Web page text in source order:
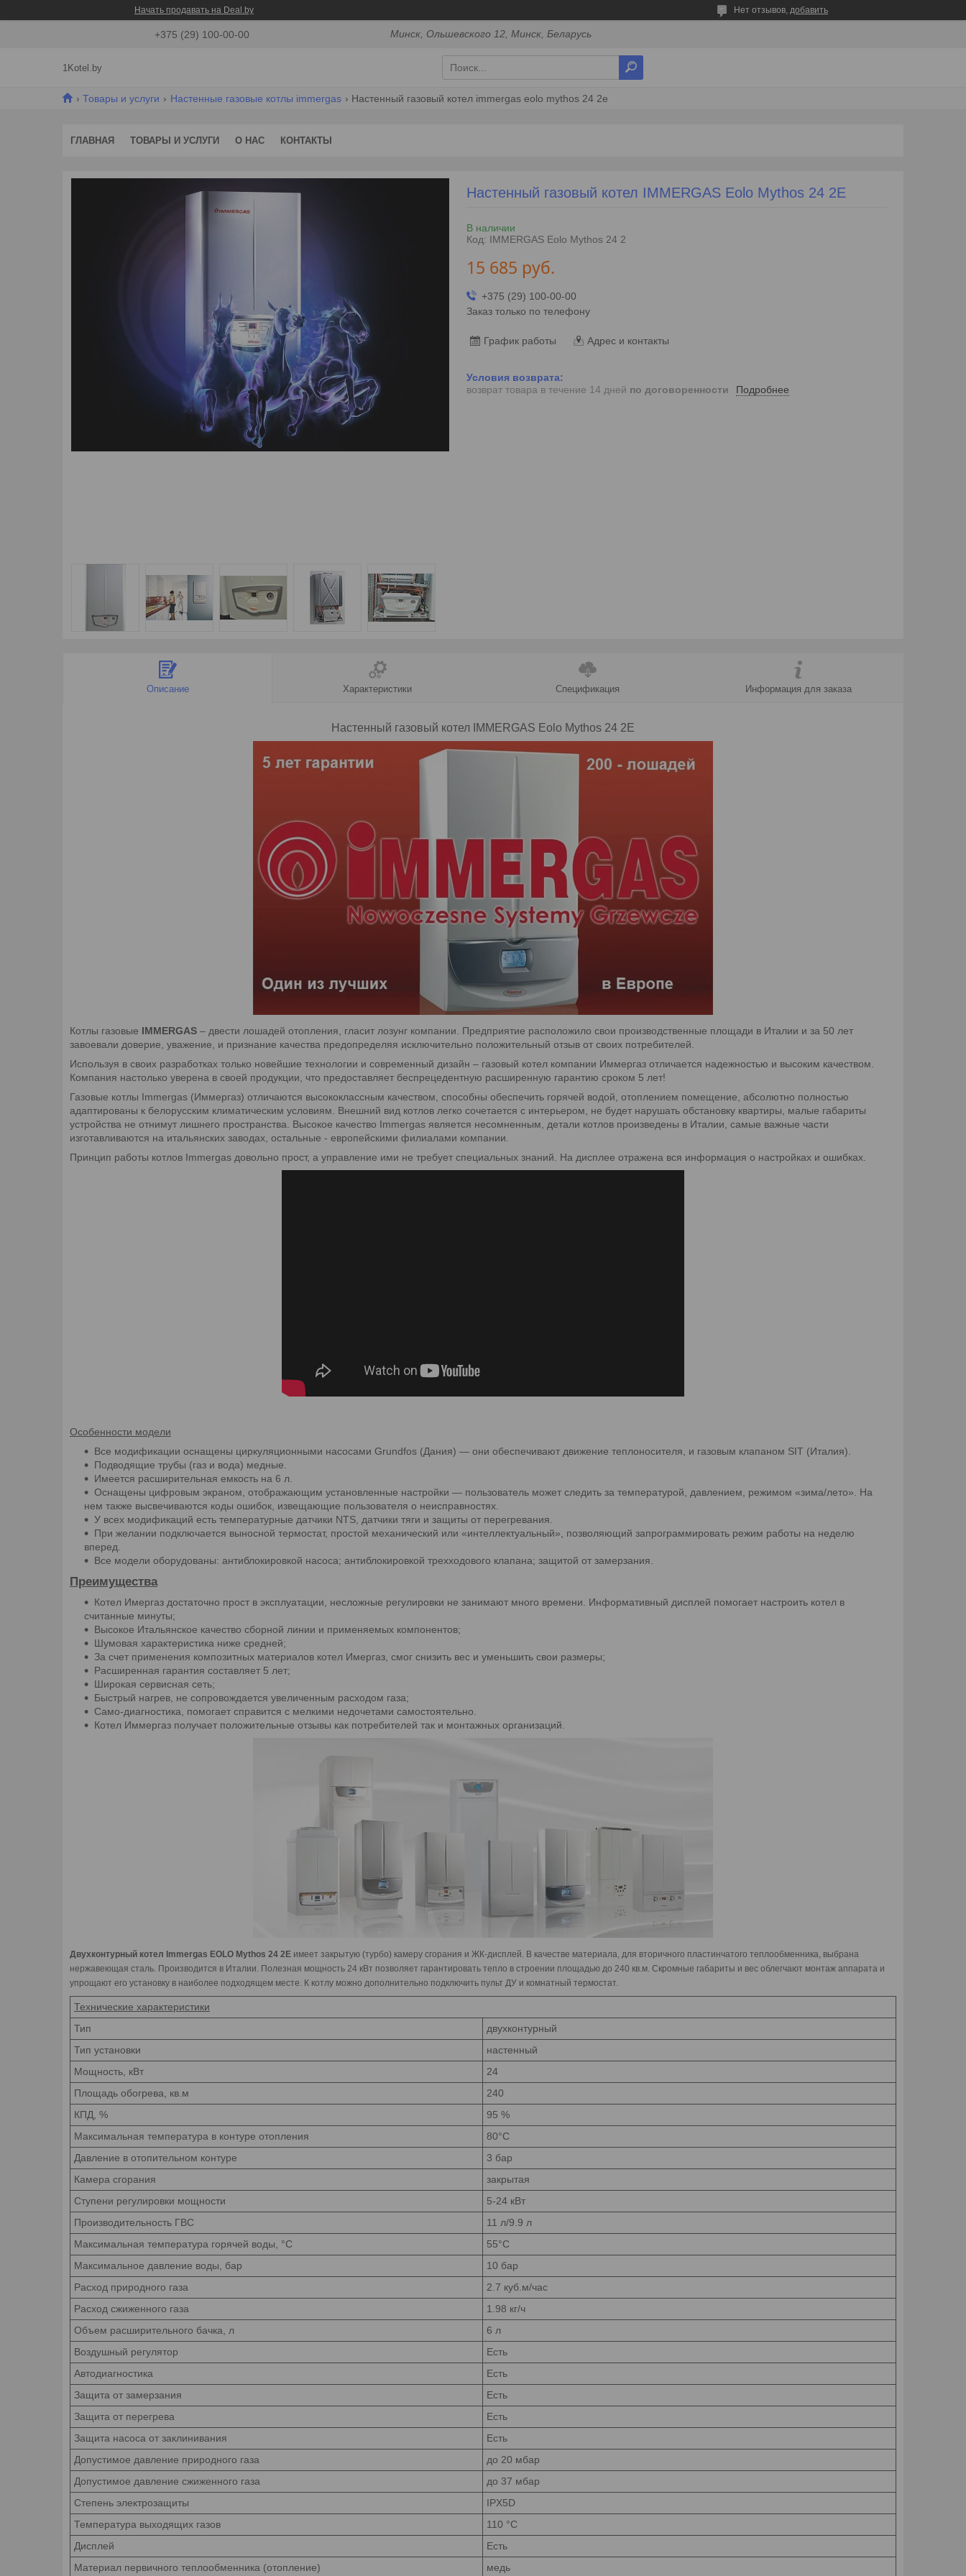
Начать продавать на Deal.by Нет отзывов, добавить
+375 (29) 100-00-00 Минск, Ольшевского 12, Минск, Беларусь
1Kotel.by
Товары и услуги Настенные газовые котлы immergas Настенный газовый котел immergas eolo mythos 24 2e
ГЛАВНАЯ ТОВАРЫ И УСЛУГИ О НАС КОНТАКТЫ
Настенный газовый котел IMMERGAS Eolo Mythos 24 2E
В наличии
Код: IMMERGAS Eolo Mythos 24 2
15 685 руб.
+375 (29) 100-00-00
Заказ только по телефону
График работы Адрес и контакты
возврат товара в течение 14 дней по договоренности Подробнее
Описание Характеристики Спецификация Информация для заказа
Настенный газовый котел IMMERGAS Eolo Mythos 24 2E
Котлы газовые IMMERGAS – двести лошадей отопления, гласит лозунг компании. Предприятие расположило свои производственные площади в Италии и за 50 лет
завоевали доверие, уважение, и признание качества предопределяя исключительно положительный отзыв от своих потребителей.
Используя в своих разработках только новейшие технологии и современный дизайн – газовый котел компании Иммергаз отличается надежностью и высоким качеством.
Компания настолько уверена в своей продукции, что предоставляет беспрецедентную расширенную гарантию сроком 5 лет!
Газовые котлы Immergas (Иммергаз) отличаются высококлассным качеством, способны обеспечить горячей водой, отоплением помещение, абсолютно полностью
адаптированы к белорусским климатическим условиям. Внешний вид котлов легко сочетается с интерьером, не будет нарушать обстановку квартиры, малые габариты
устройства не отнимут лишнего пространства. Высокое качество Immergas является несомненным, детали котлов произведены в Италии, самые важные части
изготавливаются на итальянских заводах, остальные - европейскими филиалами компании.
Принцип работы котлов Immergas довольно прост, а управление ими не требует специальных знаний. На дисплее отражена вся информация о настройках и ошибках.
Особенности модели
Все модификации оснащены циркуляционными насосами Grundfos (Дания) — они обеспечивают движение теплоносителя, и газовым клапаном SIT (Италия).
Подводящие трубы (газ и вода) медные.
Имеется расширительная емкость на 6 л.
Оснащены цифровым экраном, отображающим установленные настройки — пользователь может следить за температурой, давлением, режимом «зима/лето». На
нем также высвечиваются коды ошибок, извещающие пользователя о неисправностях.
У всех модификаций есть температурные датчики NTS, датчики тяги и защиты от перегревания.
При желании подключается выносной термостат, простой механический или «интеллектуальный», позволяющий запрограммировать режим работы на неделю
вперед.
Все модели оборудованы: антиблокировкой насоса; антиблокировкой трехходового клапана; защитой от замерзания.
Преимущества
Котел Имергаз достаточно прост в эксплуатации, несложные регулировки не занимают много времени. Информативный дисплей помогает настроить котел в
считанные минуты;
Высокое Итальянское качество сборной линии и применяемых компонентов;
Шумовая характеристика ниже средней;
За счет применения композитных материалов котел Имергаз, смог снизить вес и уменьшить свои размеры;
Расширенная гарантия составляет 5 лет;
Широкая сервисная сеть;
Быстрый нагрев, не сопровождается увеличенным расходом газа;
Само-диагностика, помогает справится с мелкими недочетами самостоятельно.
Котел Иммергаз получает положительные отзывы как потребителей так и монтажных организаций.
Двухконтурный котел Immergas EOLO Mythos 24 2E имеет закрытую (турбо) камеру сгорания и ЖК-дисплей. В качестве материала, для вторичного пластинчатого теплообменника, выбрана
нержавеющая сталь. Производится в Италии. Полезная мощность 24 кВт позволяет гарантировать тепло в строении площадью до 240 кв.м. Скромные габариты и вес облегчают монтаж аппарата и
упрощают его установку в наиболее подходящем месте. К котлу можно дополнительно подключить пульт ДУ и комнатный термостат.
Технические характеристики
Тип
двухконтурный
Тип установки
настенный
Мощность, кВт
24
Площадь обогрева, кв.м
240
КПД, %
95 %
Максимальная температура в контуре отопления
80°C
Давление в отопительном контуре
3 бар
Камера сгорания
закрытая
Ступени регулировки мощности
5-24 кВт
Производительность ГВС
11 л/9.9 л
Максимальная температура горячей воды, °C
55°C
Максимальное давление воды, бар
10 бар
Расход природного газа
2.7 куб.м/час
Расход сжиженного газа
1.98 кг/ч
Объем расширительного бачка, л
6 л
Воздушный регулятор
Есть
Автодиагностика
Есть
Защита от замерзания
Есть
Защита от перегрева
Есть
Защита насоса от заклинивания
Есть
Допустимое давление природного газа
до 20 мбар
Допустимое давление сжиженного газа
до 37 мбар
Степень электрозащиты
IPX5D
Температура выходящих газов
110 °С
Дисплей
Есть
Материал первичного теплообменника (отопление)
медь